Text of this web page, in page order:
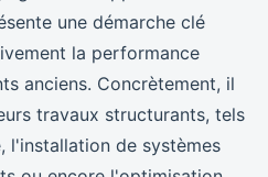
une démarche clé
la performance
anciens. Concrètement, il
travaux structurants, tels
l'installation de systèmes